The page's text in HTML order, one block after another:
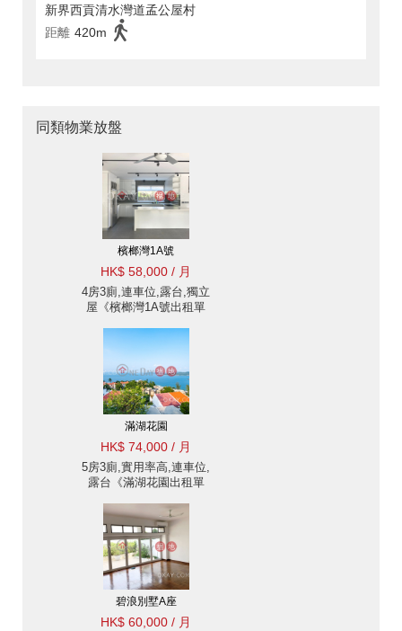
新界西貢清水灣道孟公屋村
距離 420m
同類物業放盤
檳榔灣1A號
HK$ 58,000 / 月
4房3廁,連車位,露台,獨立
屋《檳榔灣1A號出租單
滿湖花園
HK$ 74,000 / 月
5房3廁,實用率高,連車位,
露台《滿湖花園出租單
碧浪別墅A座
HK$ 60,000 / 月